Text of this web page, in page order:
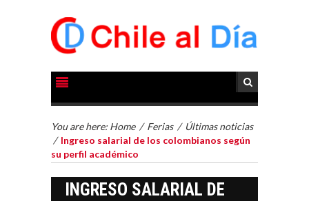
You are here: Home / Ferias / Últimas noticias
/ Ingreso salarial de los colombianos según
su perfil académico
INGRESO SALARIAL DE